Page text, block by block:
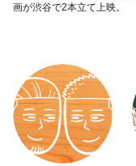
画が渋谷で2本立て上映。